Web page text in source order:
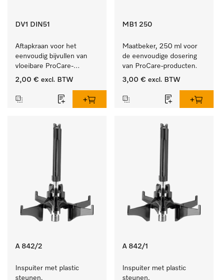
DV1 DIN51
Aftapkraan voor het
eenvoudig bijvullen van
vloeibare ProCare-
producten.
2,00 € excl. BTW
MB1 250
Maatbeker, 250 ml voor
de eenvoudige dosering
van ProCare-producten.
3,00 € excl. BTW
A 842/2
Inspuiter met plastic
steunen,
A 842/1
Inspuiter met plastic
steunen,